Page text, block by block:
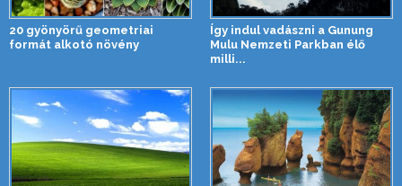
20 gyönyörű geometriai
formát alkotó növény
Így indul vadászni a Gunung
Mulu Nemzeti Parkban élő
milli...